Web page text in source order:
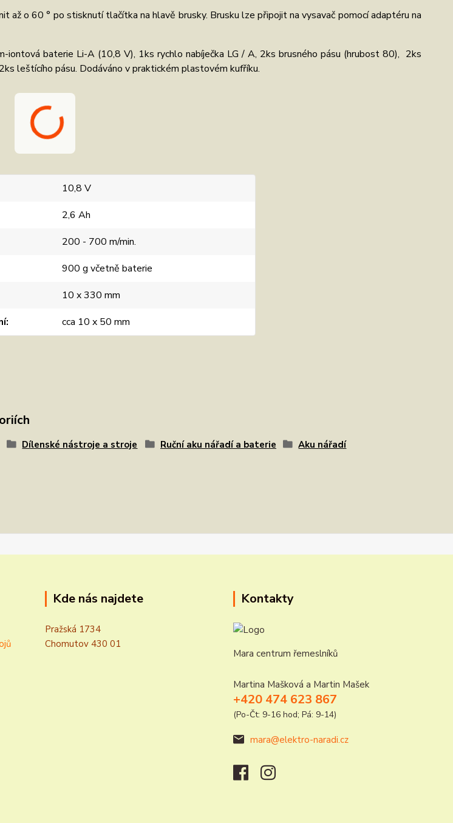
až o 60 ° po stisknutí tlačítka na hlavě brusky. Brusku lze připojit na vysavač pomocí adaptéru na
iontová baterie Li-A (10,8 V), 1ks rychlo nabíječka LG / A, 2ks brusného pásu (hrubost 80), 2ks
leštícího pásu. Dodáváno v praktickém plastovém kufříku.
10,8 V
2,6 Ah
200 - 700 m/min.
900 g včetně baterie
10 x 330 mm
cca 10 x 50 mm
Dílenské nástroje a stroje Ruční aku nářadí a baterie Aku nářadí
Kde nás najdete
Pražská 1734
Chomutov 430 01
Kontakty
Mara centrum řemeslníků
Martina Mašková a Martin Mašek
+420 474 623 867
(Po-Čt: 9-16 hod; Pá: 9-14)
mara@elektro-naradi.cz